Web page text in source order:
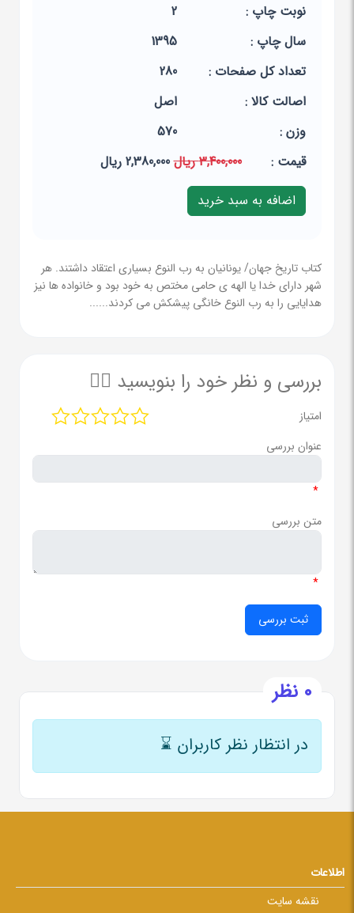
نوبت چاپ :
2
سال چاپ :
1395
تعداد کل صفحات :
280
اصالت کالا :
اصل
وزن :
570
قيمت :
3,400,000 ریال 2,380,000 ریال
کتاب تاریخ جهان/ یونانیان به رب النوع بسیاری اعتقاد داشتند. هر
شهر دارای خدا یا الهه ی حامی مختص به خود بود و خانواده ها نیز
هدایایی را به رب النوع خانگی پیشکش می کردند......
بررسی و نظر خود را بنویسید ✍🏻
امتیاز
عنوان بررسی
*
متن بررسی
*
0 نظر
در انتظار نظر کاربران ⌛
اطلاعات
نقشه سایت